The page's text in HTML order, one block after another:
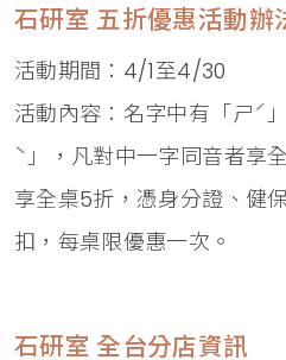
石研室 五折優惠活動辦
活動期間：4/1至4/30
活動內容：名字中有「ㄕˊ
ˋ」，凡對中一字同音者享
享全桌5折，憑身分證、健
扣，每桌限優惠一次。
石研室 全台分店資訊